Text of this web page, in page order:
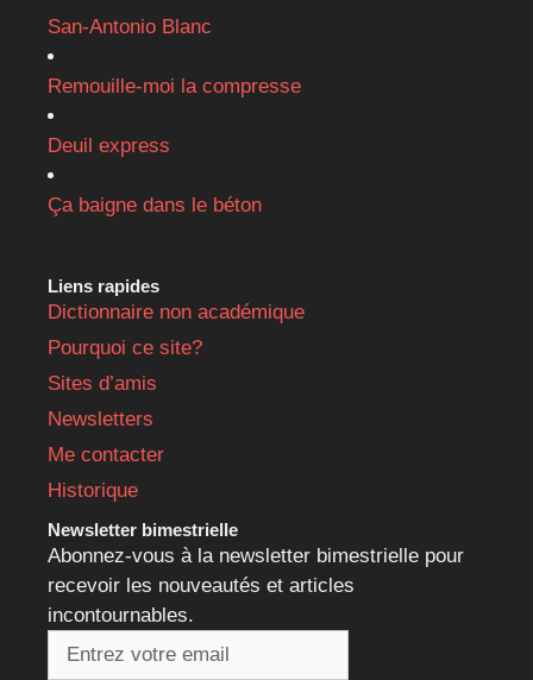
San-Antonio Blanc
Remouille-moi la compresse
Deuil express
Ça baigne dans le béton
Liens rapides
Dictionnaire non académique
Pourquoi ce site?
Sites d’amis
Newsletters
Me contacter
Historique
Newsletter bimestrielle
Abonnez-vous à la newsletter bimestrielle pour
recevoir les nouveautés et articles
incontournables.